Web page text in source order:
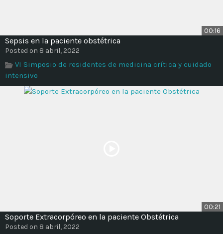
00:16
Sepsis en la paciente obstétrica
Posted on 8 abril, 2022
VI Simposio de residentes de medicina crítica y cuidado
intensivo
00:21
Soporte Extracorpóreo en la paciente Obstétrica
Posted on 8 abril, 2022